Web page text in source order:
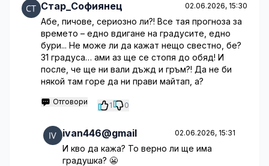
Стар_Софиянец 02.06.2026, 15:30
Абе, пичове, сериозно ли?! Все тая прогноза за
времето – едно вдигане на градусите, едно
бури... Не може ли да кажат нещо свестно, бе?
31 градуса… ами аз ще се стопя до обяд! И
после, че ще ни вали дъжд и гръм?! Да не би
някой там горе да ни прави майтап, а?
Отговори 1 0
ivan446@gmail 02.06.2026, 15:31
И кво да кажа? То верно ли ще има
градушка? 😬